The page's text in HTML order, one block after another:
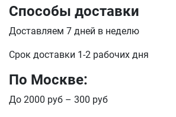
Способы доставки
Доставляем 7 дней в неделю
Срок доставки 1-2 рабочих дня
По Москве:
До 2000 руб – 300 руб
отправить